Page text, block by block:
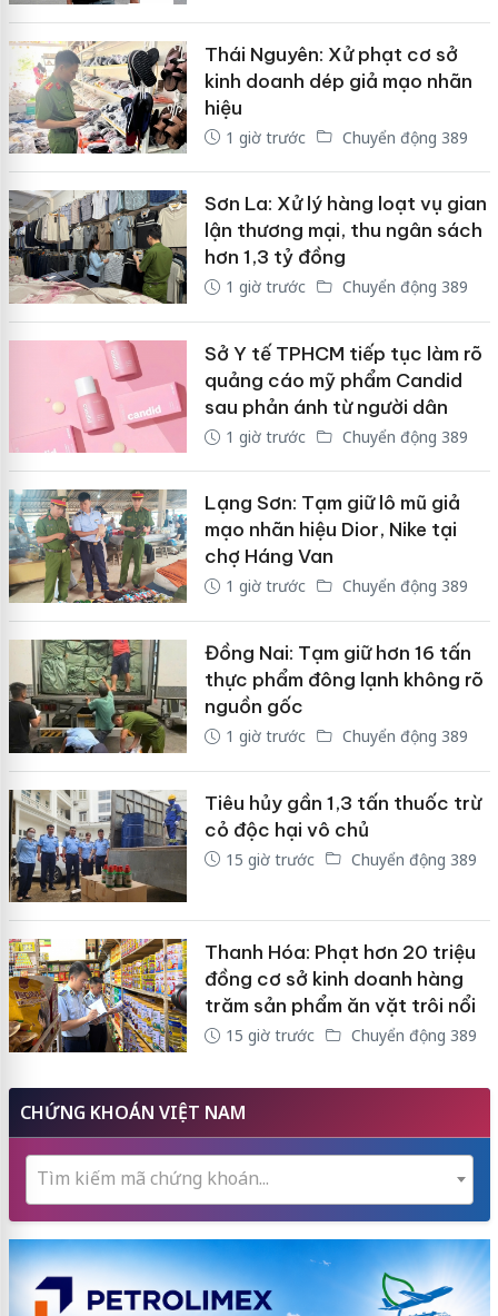
Thái Nguyên: Xử phạt cơ sở
kinh doanh dép giả mạo nhãn
hiệu
1 giờ trước Chuyển động 389
Sơn La: Xử lý hàng loạt vụ gian
lận thương mại, thu ngân sách
hơn 1,3 tỷ đồng
1 giờ trước Chuyển động 389
Sở Y tế TPHCM tiếp tục làm rõ
quảng cáo mỹ phẩm Candid
sau phản ánh từ người dân
1 giờ trước Chuyển động 389
Lạng Sơn: Tạm giữ lô mũ giả
mạo nhãn hiệu Dior, Nike tại
chợ Háng Van
1 giờ trước Chuyển động 389
Đồng Nai: Tạm giữ hơn 16 tấn
thực phẩm đông lạnh không rõ
nguồn gốc
1 giờ trước Chuyển động 389
Tiêu hủy gần 1,3 tấn thuốc trừ
cỏ độc hại vô chủ
15 giờ trước Chuyển động 389
Thanh Hóa: Phạt hơn 20 triệu
đồng cơ sở kinh doanh hàng
trăm sản phẩm ăn vặt trôi nổi
15 giờ trước Chuyển động 389
CHỨNG KHOÁN VIỆT NAM
Tìm kiếm mã chứng khoán...